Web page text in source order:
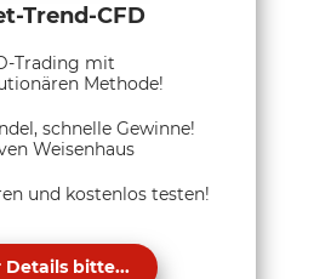
Trend-CFD
Trading mit
Methode!
schnelle Gewinne!
Weisenhaus
und kostenlos testen!
Details bitte...